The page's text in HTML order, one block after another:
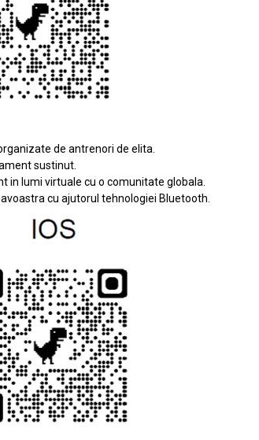
de antrenori de elita.
sustinut.
lumi virtuale cu o comunitate globala.
cu ajutorul tehnologiei Bluetooth.